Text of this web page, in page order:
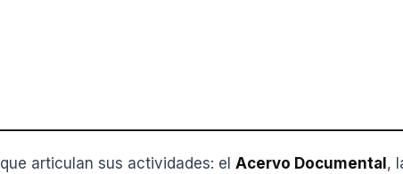
que articulan sus actividades: el Acervo Documental ,